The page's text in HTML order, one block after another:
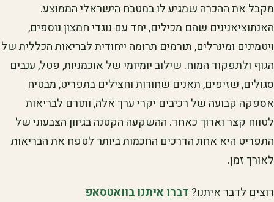
מקבל את ההכרה שמגיע לו במטבח הישראלי הממוצע.
האנתוציאנינים שהם מכילים, יחד עם נוגדי חמצון נוספים,
ויטמינים ומינרלים, תורמים תרומה ייחודית לבריאות הכללית של
הגוף ולתפקוד המוח. שילוב יומיומי של אוכמניות, פטל, ענבים
סגולים, שזיפים, תאנים שחורות וחצילים בתפריט, מבטיח
אספקה קבועה של רכיבים יקרי ערך אלה, ותורם לבריאות
לטווח קצר וארוך כאחד. ההשקעה הקטנה בגיוון הצבעוני של
התפריט היא אחת הדרכים החכמות ביותר לטפח את הבריאות
לאורך זמן.
רוצים לדבר איתנו?דברו איתנו בוואטסאפ